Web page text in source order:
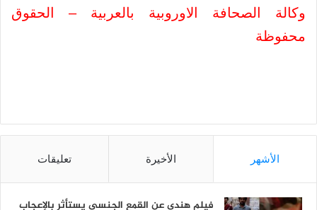
وكالة الصحافة الاوروبية بالعربية – الحقوق
محفوظة
الأشهر الأخيرة تعليقات
فيلم هندي عن القمع الجنسي يستأثر بالإعجاب